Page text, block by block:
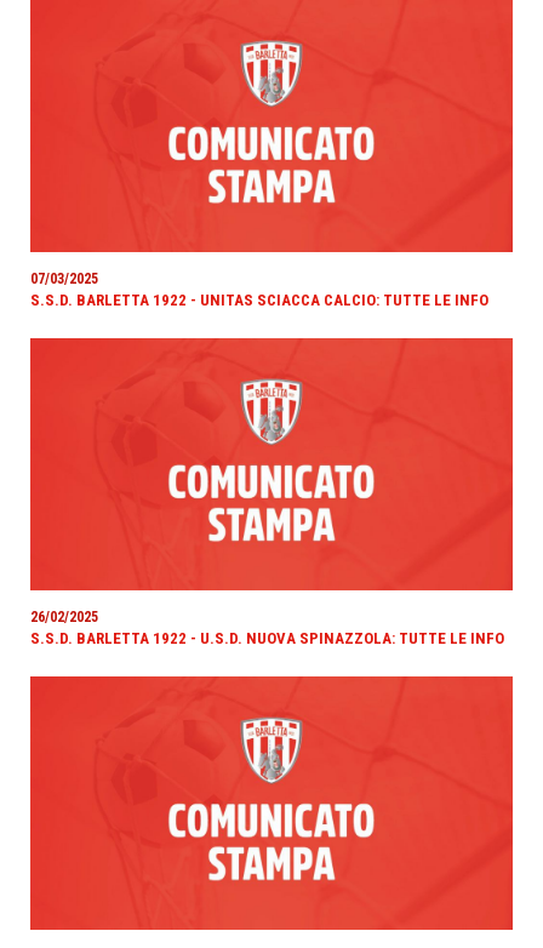
07/03/2025
S.S.D. BARLETTA 1922 - UNITAS SCIACCA CALCIO: TUTTE LE INFO
26/02/2025
S.S.D. BARLETTA 1922 - U.S.D. NUOVA SPINAZZOLA: TUTTE LE INFO